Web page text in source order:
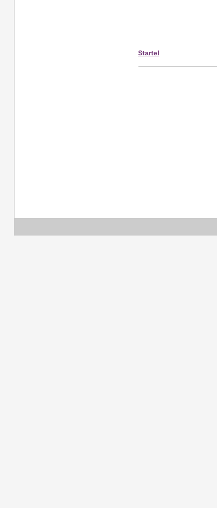
Startel